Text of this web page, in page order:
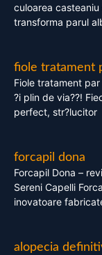
culoarea
transforma parul
fiole tratament
Fiole tratament par
?i plin de via??!
perfect, str?lucitor
forcapil dona
Forcapil Dona –
Sereni Capelli
inovatoare
alopecia